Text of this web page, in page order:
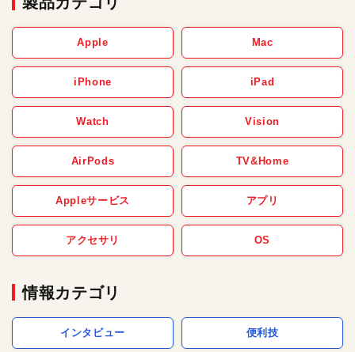
Apple Mac
iPhone iPad
Watch Vision
AirPods TV&Home
Appleサービス アプリ
アクセサリ OS
情報カテゴリ
インタビュー 便利技